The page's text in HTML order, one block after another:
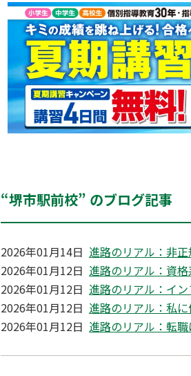
“堺市駅前校” のブログ記事
2026年01月14日 進路のリアル：非
2026年01月12日 進路のリアル：資
2026年01月12日 進路のリアル：イ
2026年01月12日 進路のリアル：私
2026年01月12日 進路のリアル：転